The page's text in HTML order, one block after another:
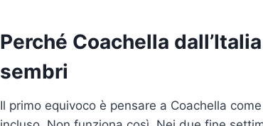
Perché Coachella
sembri
Il primo equivoco è pensare a Coachella